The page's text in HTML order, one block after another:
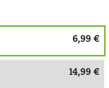
6,99 €
14,99 €